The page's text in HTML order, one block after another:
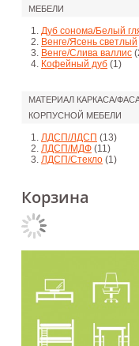
МЕБЕЛИ
Дуб сонома/Белый
Венге/Ясень светлый
Венге/Слива валлис
Кофейный дуб (1)
МАТЕРИАЛ КАРКАСА/
КОРПУСНОЙ МЕБЕЛИ
ЛДСП/ЛДСП (13)
ЛДСП/МДФ (11)
ЛДСП/Стекло (1)
Корзина